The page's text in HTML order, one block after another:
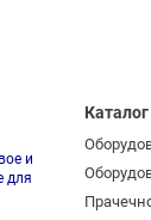
обычных
и
для
Каталог